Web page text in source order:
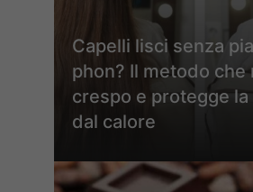
Capelli lisci senza
phon? Il metodo che
crespo e protegge la
dal calore